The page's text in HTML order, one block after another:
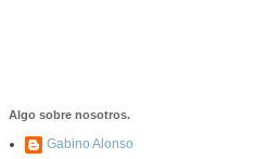
Algo sobre nosotros.
Gabino Alonso